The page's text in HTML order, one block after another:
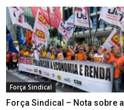
Força Sindical
Força Sindical – Nota sobre a